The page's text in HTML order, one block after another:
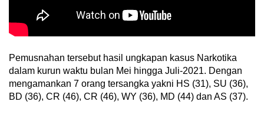
Pemusnahan tersebut hasil ungkapan kasus Narkotika
dalam kurun waktu bulan Mei hingga Juli-2021. Dengan
mengamankan 7 orang tersangka yakni HS (31), SU (36),
BD (36), CR (46), CR (46), WY (36), MD (44) dan AS (37).